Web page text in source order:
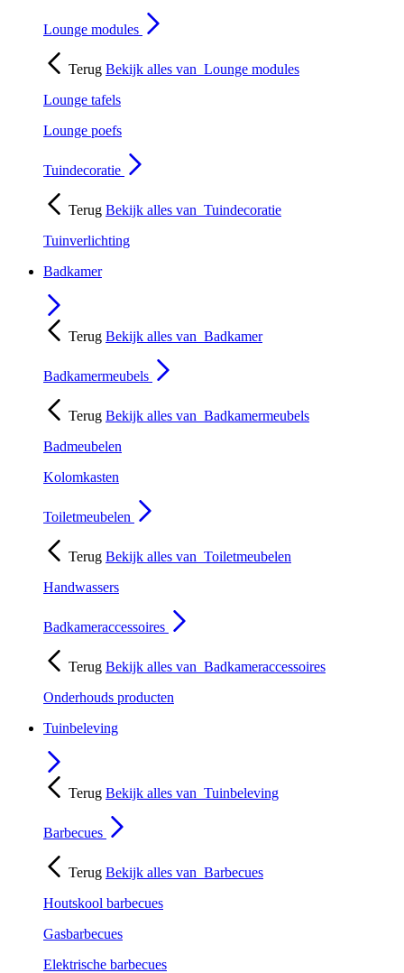
Lounge modules
Terug Bekijk alles van Lounge modules
Lounge tafels
Lounge poefs
Tuindecoratie
Terug Bekijk alles van Tuindecoratie
Tuinverlichting
Badkamer
Terug Bekijk alles van Badkamer
Badkamermeubels
Terug Bekijk alles van Badkamermeubels
Badmeubelen
Kolomkasten
Toiletmeubelen
Terug Bekijk alles van Toiletmeubelen
Handwassers
Badkameraccessoires
Terug Bekijk alles van Badkameraccessoires
Onderhouds producten
Tuinbeleving
Terug Bekijk alles van Tuinbeleving
Barbecues
Terug Bekijk alles van Barbecues
Houtskool barbecues
Gasbarbecues
Elektrische barbecues